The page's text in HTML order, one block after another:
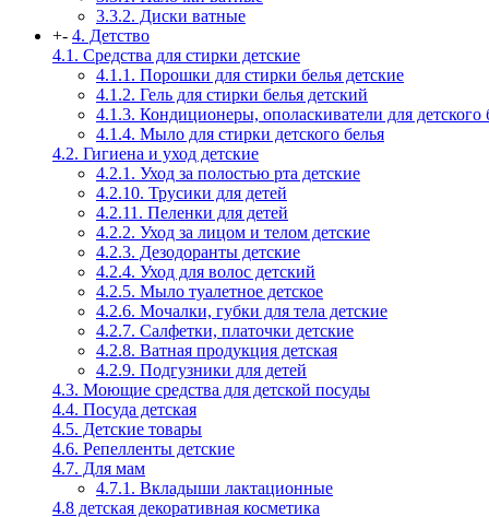
3.3.2. Диски ватные
+- 4. Детство
4.1. Средства для стирки детские
4.1.1. Порошки для стирки белья детские
4.1.2. Гель для стирки белья детский
4.1.3. Кондиционеры, ополаскиватели для детского
4.1.4. Мыло для стирки детского белья
4.2. Гигиена и уход детские
4.2.1. Уход за полостью рта детские
4.2.10. Трусики для детей
4.2.11. Пеленки для детей
4.2.2. Уход за лицом и телом детские
4.2.3. Дезодоранты детские
4.2.4. Уход для волос детский
4.2.5. Мыло туалетное детское
4.2.6. Мочалки, губки для тела детские
4.2.7. Салфетки, платочки детские
4.2.8. Ватная продукция детская
4.2.9. Подгузники для детей
4.3. Моющие средства для детской посуды
4.4. Посуда детская
4.5. Детские товары
4.6. Репелленты детские
4.7. Для мам
4.7.1. Вкладыши лактационные
4.8 детская декоративная косметика